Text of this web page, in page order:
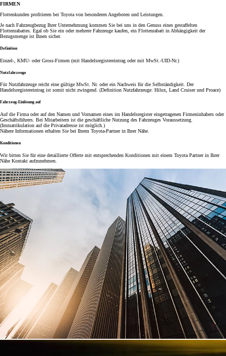
FIRMEN
Flottenkunden profitieren bei Toyota von besonderen Angeboten und Leistungen.
Je nach Fahrzeugbezug Ihrer Unternehmung kommen Sie bei uns in den Genuss eines gestaffelten
Flottenrabattes. Egal ob Sie ein oder mehrere Fahrzeuge kaufen, ein Flottenrabatt in Abhängigkeit der
Bezugsmenge ist Ihnen sicher.
Definition
Einzel-, KMU- oder Gross-Firmen (mit Handelsregistereintrag oder mit MwSt.-UID-Nr.)
Nutzfahrzeuge
Für Nutzfahrzeuge reicht eine gültige MwSt. Nr. oder ein Nachweis für die Selbständigkeit. Der
Handelsregistereintrag ist somit nicht zwingend. (Definition Nutzfahrzeuge: Hilux, Land Cruiser und Proace)
Fahrzeug-Einlösung auf
Auf die Firma oder auf den Namen und Vornamen eines im Handelsregister eingetragenen Firmeninhabers oder
Geschäftsführers. Bei Mitarbeitern ist die geschäftliche Nutzung des Fahrzeuges Voraussetzung.
(Immatrikulation auf die Privatadresse ist möglich.)
Nähere Informationen erhalten Sie bei Ihrem Toyota-Partner in Ihrer Nähe.
Konditionen
Wir bitten Sie für eine detaillierte Offerte mit entsprechenden Konditionen mit einem Toyota Partner in Ihrer
Nähe Kontakt aufzunehmen.